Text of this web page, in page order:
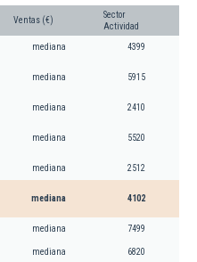
Ventas (€)
Sector
Actividad
mediana 4399
mediana 5915
mediana 2410
mediana 5520
mediana 2512
mediana 4102
mediana 7499
mediana 6820